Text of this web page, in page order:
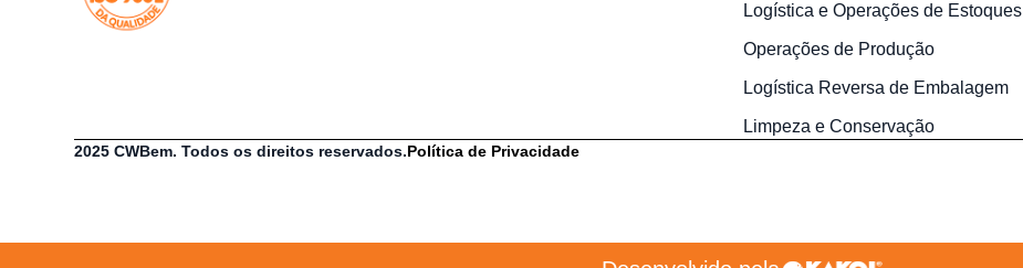
Logística e Operações de Estoques
Operações de Produção
Logística Reversa de Embalagem
Limpeza e Conservação
2025 CWBem. Todos os direitos reservados.Política de Privacidade